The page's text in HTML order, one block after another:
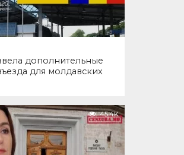
дополнительные
для молдавских
45.4K